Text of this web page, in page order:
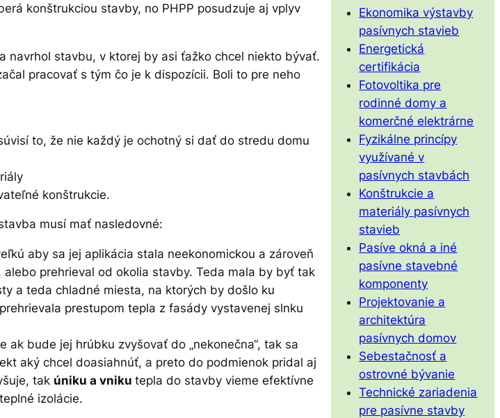
konštrukciou stavby, no PHPP posudzuje aj vplyv
navrhol stavbu, v ktorej by asi ťažko chcel niekto bývať.
pracovať s tým čo je k dispozícii. Boli to pre neho
to, že nie každý je ochotný si dať do stredu domu
konštrukcie.
musí mať nasledovné:
aby sa jej aplikácia stala neekonomickou a zároveň
prehrieval od okolia stavby. Teda mala by byť tak
a teda chladné miesta, na ktorých by došlo ku
prestupom tepla z fasády vystavenej slnku
bude jej hrúbku zvyšovať do „nekonečna“, tak sa
aký chcel doasiahnúť, a preto do podmienok pridal aj
tak úniku a vniku tepla do stavby vieme efektívne
izolácie.
Ekonomika výstavby
pasívnych stavieb
Energetická
certifikácia
Fotovoltika pre
rodinné domy a
komerčné elektrárne
Fyzikálne princípy
využívané v
pasívnych stavbách
Konštrukcie a
materiály pasívnych
stavieb
Pasíve okná a iné
pasívne stavebné
komponenty
Projektovanie a
architektúra
pasívnych domov
Sebestačnosť a
ostrovné bývanie
Technické zariadenia
pre pasívne stavby